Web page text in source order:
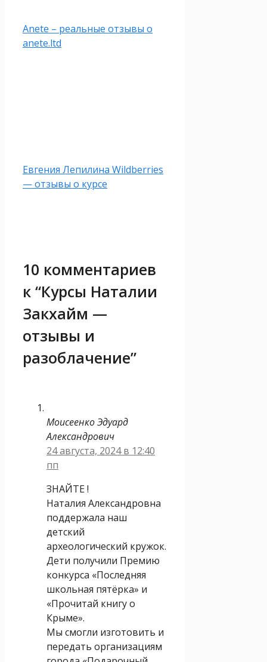
Anete – реальные отзывы о
anete.ltd
Евгения Лепилина Wildberries
— отзывы о курсе
10 комментариев
к “Курсы Наталии
Закхайм —
отзывы и
разоблачение”
Моисеенко Эдуард
Александрович
24 августа, 2024 в 12:40
пп
ЗНАЙТЕ !
Наталия Александровна
поддержала наш
детский
археологический кружок.
Дети получили Премию
конкурса «Последняя
школьная пятёрка» и
«Прочитай книгу о
Крыме».
Мы смогли изготовить и
передать организациям